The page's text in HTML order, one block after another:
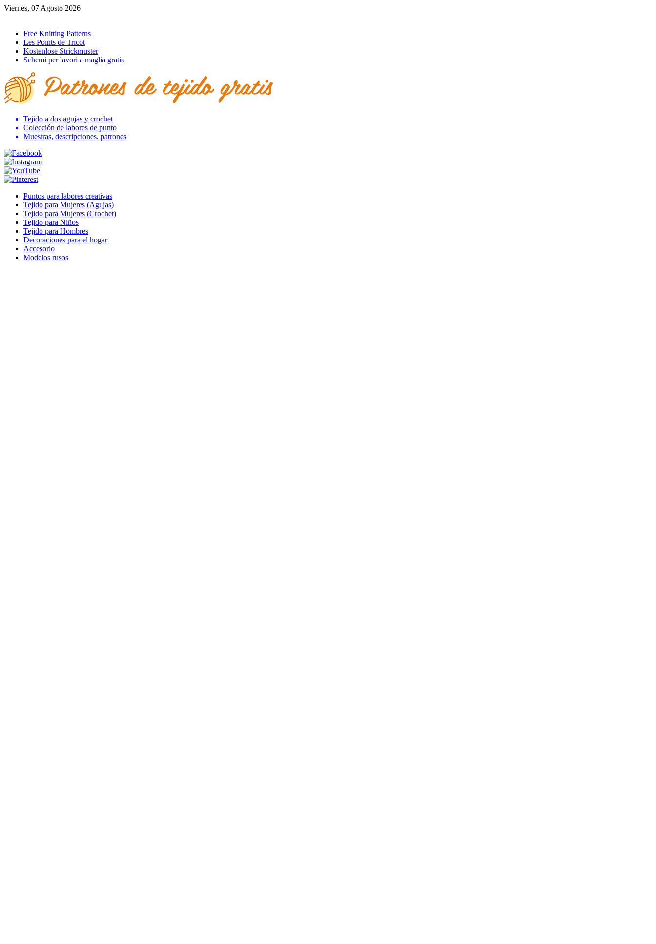
Viernes, 07 Agosto 2026
Free Knitting Patterns
Les Points de Tricot
Kostenlose Strickmuster
Schemi per lavori a maglia gratis
Tejido a dos agujas y crochet
Colección de labores de punto
Muestras, descripciones, patrones
Puntos para labores creativas
Tejido para Mujeres (Agujas)
Tejido para Mujeres (Crochet)
Tejido para Niños
Tejido para Hombres
Decoraciones para el hogar
Accesorio
Modelos rusos